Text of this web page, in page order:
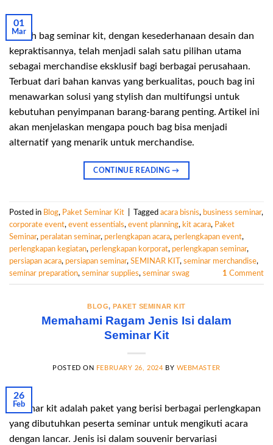
01
Mar
Pouch bag seminar kit, dengan kesederhanaan desain dan
kepraktisannya, telah menjadi salah satu pilihan utama
sebagai merchandise eksklusif bagi berbagai perusahaan.
Terbuat dari bahan kanvas yang berkualitas, pouch bag ini
menawarkan solusi yang stylish dan multifungsi untuk
kebutuhan penyimpanan barang-barang penting. Artikel ini
akan menjelaskan mengapa pouch bag bisa menjadi
alternatif yang menarik untuk merchandise.
CONTINUE READING→
Posted in Blog, Paket Seminar Kit Tagged acara bisnis, business seminar,
corporate event, event essentials, event planning, kit acara, Paket
Seminar, peralatan seminar, perlengkapan acara, perlengkapan event,
perlengkapan kegiatan, perlengkapan korporat, perlengkapan seminar,
persiapan acara, persiapan seminar, SEMINAR KIT , seminar merchandise,
seminar preparation, seminar supplies, seminar swag 1 Comment
BLOG, PAKET SEMINAR KIT
Memahami Ragam Jenis Isi dalam
Seminar Kit
POSTED ON FEBRUARY 26, 2024 BY WEBMASTER
26
Feb
Seminar kit adalah paket yang berisi berbagai perlengkapan
yang dibutuhkan peserta seminar untuk mengikuti acara
dengan lancar. Jenis isi dalam souvenir bervariasi